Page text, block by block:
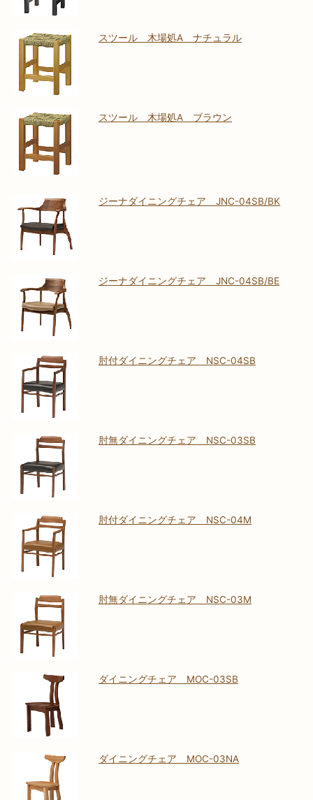
スツール 木場処A ナチュラル
スツール 木場処A ブラウン
ジーナダイニングチェア JNC-04SB/BK
ジーナダイニングチェア JNC-04SB/BE
肘付ダイニングチェア NSC-04SB
肘無ダイニングチェア NSC-03SB
肘付ダイニングチェア NSC-04M
肘無ダイニングチェア NSC-03M
ダイニングチェア MOC-03SB
ダイニングチェア MOC-03NA